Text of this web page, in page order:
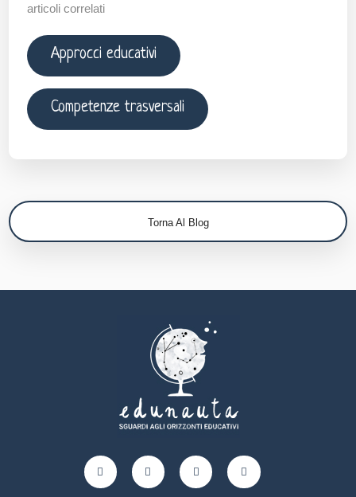
articoli correlati
Approcci educativi
Competenze trasversali
Torna Al Blog